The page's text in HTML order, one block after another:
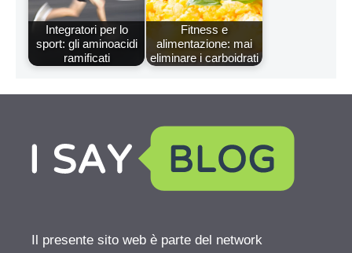
Integratori per lo
sport: gli aminoacidi
ramificati
Fitness e
alimentazione: mai
eliminare i carboidrati
Il presente sito web è parte del network